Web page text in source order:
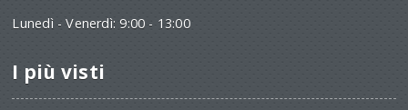
Lunedì - Venerdì: 9:00 - 13:00
I più visti